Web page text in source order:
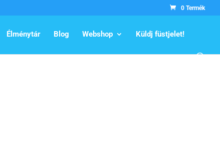
0 Termék
Élménytár Blog Webshop Küldj füstjelet!